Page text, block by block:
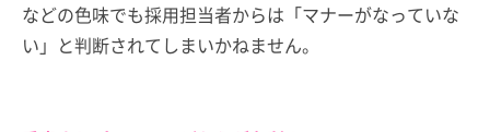
などの色味でも採用担当者からは「マナーがなっていな
い」と判断されてしまいかねません。